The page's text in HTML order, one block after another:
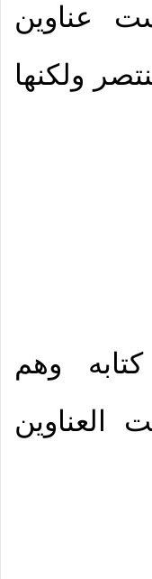
عناوين
ولكنها
وهم
العناوين